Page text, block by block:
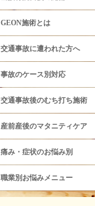
GEON施術とは
交通事故に遭われた方へ
事故のケース別対応
交通事故後のむち打ち施術
産前産後のマタニティケア
痛み・症状のお悩み別
職業別お悩みメニュー